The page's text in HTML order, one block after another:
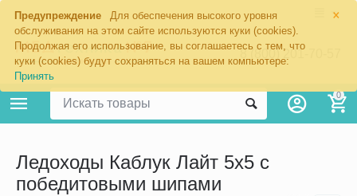
×
Предупреждение
Для обеспечения высокого уровня
обслуживания на этом сайте используются куки (cookies).
Продолжая его использование, вы соглашаетесь с тем, что
куки (cookies) будут сохраняться на вашем компьютере:
Принять
8 (800) 201-70-57
0
Ледоходы Каблук Лайт 5х5 с
победитовыми шипами